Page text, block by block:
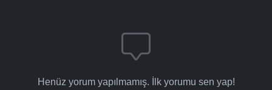
Henüz yorum yapılmamış. İlk yorumu sen yap!